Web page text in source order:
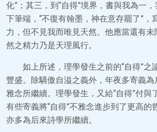
化”；其三，到“自得”境界，書與我為一
下筆端，“不復有翰墨，神在意存罷了”，
力，但不見我而唯見天然。他應當還有
然之精力乃是天理風行。
如上所述，理學發生之前的“自得”之
豐盛。除驕傲自溢之義外，年夜多寄義為
雅念所繼續。理學發生，又給“自得”付與
有些寄義將“自得”不雅念進步到了更高的
亦多為后來詩學所繼續。